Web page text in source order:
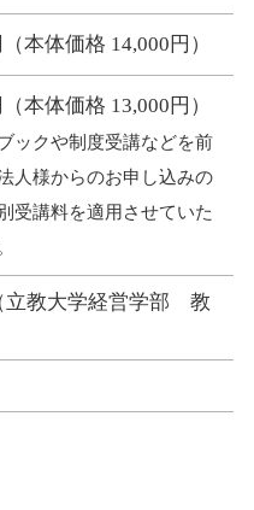
本体価格 14,000円）
（本体価格 13,000円）
ックや制度受講などを前
人様からのお申し込みの
受講料を適用させていた
立教大学経営学部 教